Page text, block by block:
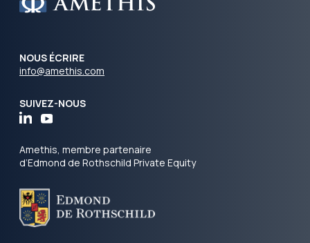
NOUS ÉCRIRE
info@amethis.com
SUIVEZ-NOUS
Amethis, membre partenaire
d’Edmond de Rothschild Private Equity